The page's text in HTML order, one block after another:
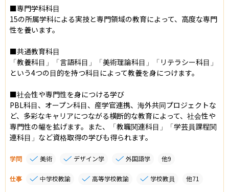
■専門学科科目
15の所属学科による実技と専門領域の教育によって、高度な専門
性を養います。
■共通教育科目
「教養科目」「言語科目」「美術理論科目」「リテラシー科目」
という4つの目的を持つ科目によって教養を身につけます。
■社会性や専門性を身につける学び
PBL科目、オープン科目、産学官連携、海外共同プロジェクトな
ど、多彩なキャリアにつながる横断的な教育によって、社会性や
専門性の幅を拡げます。また、「教職関連科目」「学芸員課程関
連科目」など資格取得の学びも得られます。
学問 美術 デザイン学 外国語学 他9
仕事 中学校教諭 高等学校教諭 学校教員 他71